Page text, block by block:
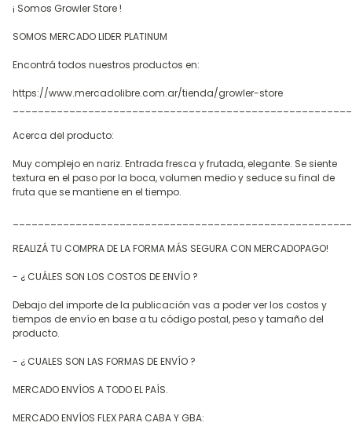
¡ Somos Growler Store !
SOMOS MERCADO LIDER PLATINUM
Encontrá todos nuestros productos en:
https://www.mercadolibre.com.ar/tienda/growler-store
Acerca del producto:
Muy complejo en nariz. Entrada fresca y frutada, elegante. Se siente
textura en el paso por la boca, volumen medio y seduce su final de
fruta que se mantiene en el tiempo.
REALIZÁ TU COMPRA DE LA FORMA MÁS SEGURA CON MERCADOPAGO!
- ¿ CUÁLES SON LOS COSTOS DE ENVÍO ?
Debajo del importe de la publicación vas a poder ver los costos y
tiempos de envío en base a tu código postal, peso y tamaño del
producto.
- ¿ CUALES SON LAS FORMAS DE ENVÍO ?
MERCADO ENVÍOS A TODO EL PAÍS.
MERCADO ENVÍOS FLEX PARA CABA Y GBA: